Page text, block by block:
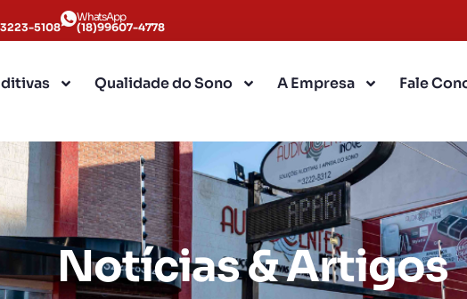
5108
WhatsApp
(18)99607-4778
Qualidade do Sono A Empresa Fale
Notícias & Artigos